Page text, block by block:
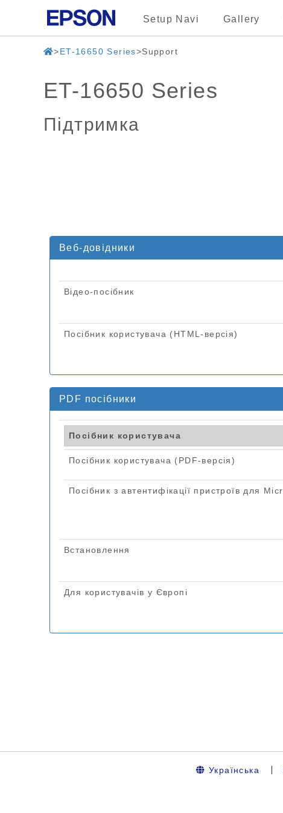
Setup Navi Gallery
ET-16650 Series Support
ET-16650 Series
Підтримка
Українська